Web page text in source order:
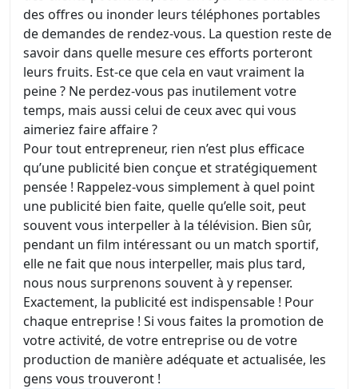
des offres ou inonder leurs téléphones portables
de demandes de rendez-vous. La question reste de
savoir dans quelle mesure ces efforts porteront
leurs fruits. Est-ce que cela en vaut vraiment la
peine ? Ne perdez-vous pas inutilement votre
temps, mais aussi celui de ceux avec qui vous
aimeriez faire affaire ?
Pour tout entrepreneur, rien n’est plus efficace
qu’une publicité bien conçue et stratégiquement
pensée ! Rappelez-vous simplement à quel point
une publicité bien faite, quelle qu’elle soit, peut
souvent vous interpeller à la télévision. Bien sûr,
pendant un film intéressant ou un match sportif,
elle ne fait que nous interpeller, mais plus tard,
nous nous surprenons souvent à y repenser.
Exactement, la publicité est indispensable ! Pour
chaque entreprise ! Si vous faites la promotion de
votre activité, de votre entreprise ou de votre
production de manière adéquate et actualisée, les
gens vous trouveront !